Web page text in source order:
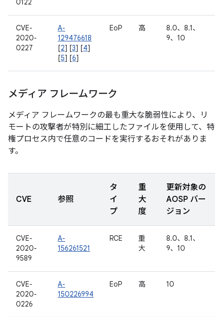
0122
CVE-
2020-
0227
A-
129476618
[2] [3] [4]
[5] [6]
EoP 高
8.0、8.1、
9、10
メディア フレームワーク
メディア フレームワークの最も重大な脆弱性により、リ
モートの攻撃者が特別に細工したファイルを使用して、特
権プロセス内で任意のコードを実行するおそれがありま
す。
CVE 参照
タ
イ
プ
重
大
度
更新対象の
AOSP バー
ジョン
CVE-
2020-
9589
A-
156261521
RCE
重
大
8.0、8.1、
9、10
CVE-
2020-
0226
A-
150226994
EoP 高 10